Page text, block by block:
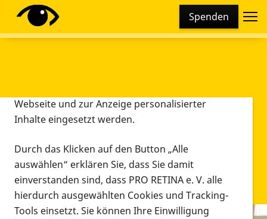
Spenden
Diese Webseite setzt verschiedene Cookies und
Tracking-Tools ein. Dies beinhaltet Cookies und
Webseite und zur Anzeige personalisierter
Inhalte eingesetzt werden.
Durch das Klicken auf den Button „Alle
auswählen“ erklären Sie, dass Sie damit
einverstanden sind, dass PRO RETINA e. V. alle
hierdurch ausgewählten Cookies und Tracking-
Tools einsetzt. Sie können Ihre Einwilligung